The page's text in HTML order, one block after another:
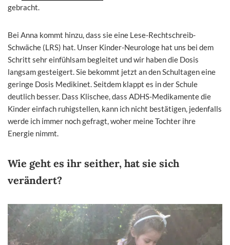
gebracht.
Bei Anna kommt hinzu, dass sie eine Lese-Rechtschreib-
Schwäche (LRS) hat. Unser Kinder-Neurologe hat uns bei dem
Schritt sehr einfühlsam begleitet und wir haben die Dosis
langsam gesteigert. Sie bekommt jetzt an den Schultagen eine
geringe Dosis Medikinet. Seitdem klappt es in der Schule
deutlich besser. Dass Klischee, dass ADHS-Medikamente die
Kinder einfach ruhigstellen, kann ich nicht bestätigen, jedenfalls
werde ich immer noch gefragt, woher meine Tochter ihre
Energie nimmt.
Wie geht es ihr seither, hat sie sich
verändert?